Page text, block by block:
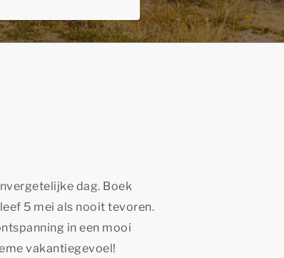
dag. Boek
5 mei als nooit tevoren.
in een mooi
vakantiegevoel!